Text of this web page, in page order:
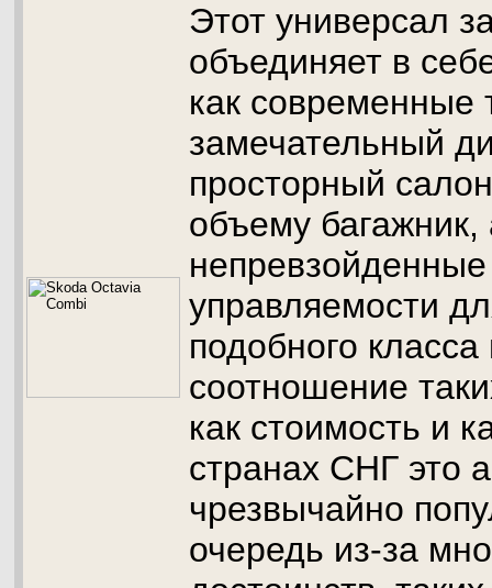
Этот универсал
объединяет в
как современные
замечательный
просторный
объему багажник,
непревзойденные
управляемости
подобного
соотношение
как стоимость и
странах СНГ это
чрезвычайно
очередь из-за